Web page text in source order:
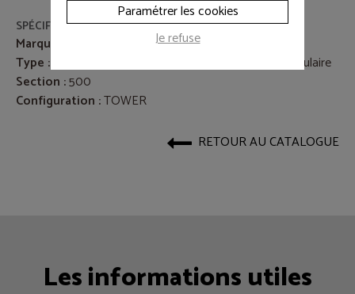
SPÉCIFICATIONS
Marque :
Type : Embase + tête de pont poutre aluminium triangulaire
Section :500
Configuration :TOWER
RETOUR AU CATALOGUE
Les informations utiles
Paramétrer les cookies
Je refuse